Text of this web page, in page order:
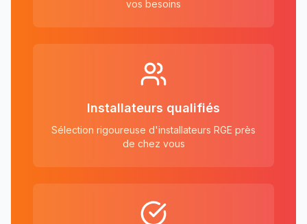
vos besoins
Installateurs qualifiés
Sélection rigoureuse d'installateurs RGE près
de chez vous